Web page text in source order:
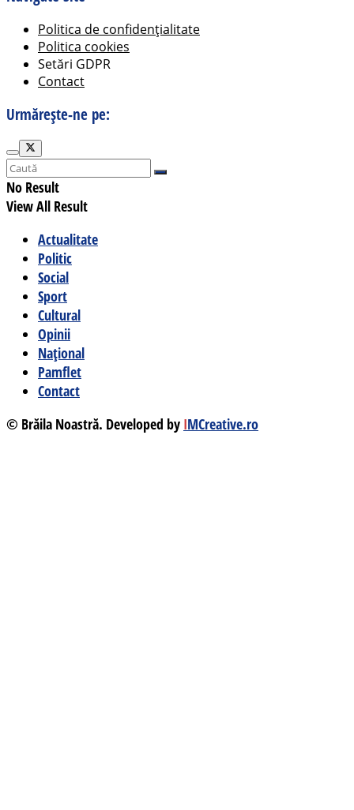
Politica de confidențialitate
Politica cookies
Setări GDPR
Contact
Urmărește-ne pe:
No Result
View All Result
Actualitate
Politic
Social
Sport
Cultural
Opinii
Național
Pamflet
Contact
© Brăila Noastră. Developed by IMCreative.ro